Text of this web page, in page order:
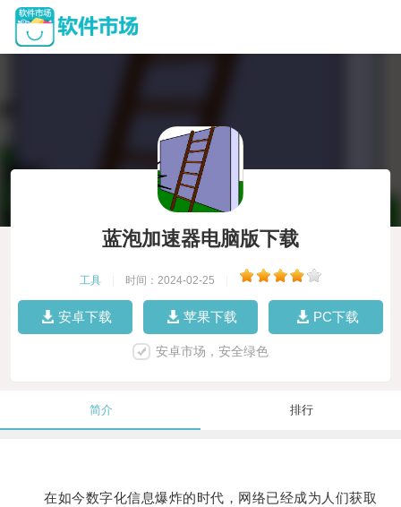
蓝泡加速器电脑版下载
工具 时间：2024-02-25
安卓下载 苹果下载 PC下载
安卓市场，安全绿色
简介 排行
在如今数字化信息爆炸的时代，网络已经成为人们获取